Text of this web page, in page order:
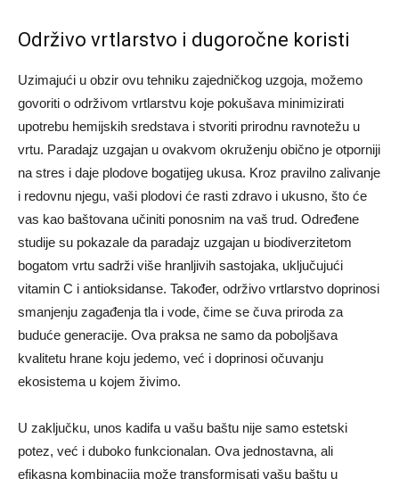
Održivo vrtlarstvo i dugoročne koristi
Uzimajući u obzir ovu tehniku zajedničkog uzgoja, možemo
govoriti o održivom vrtlarstvu koje pokušava minimizirati
upotrebu hemijskih sredstava i stvoriti prirodnu ravnotežu u
vrtu. Paradajz uzgajan u ovakvom okruženju obično je otporniji
na stres i daje plodove bogatijeg ukusa. Kroz pravilno zalivanje
i redovnu njegu, vaši plodovi će rasti zdravo i ukusno, što će
vas kao baštovana učiniti ponosnim na vaš trud. Određene
studije su pokazale da paradajz uzgajan u biodiverzitetom
bogatom vrtu sadrži više hranljivih sastojaka, uključujući
vitamin C i antioksidanse. Također, održivo vrtlarstvo doprinosi
smanjenju zagađenja tla i vode, čime se čuva priroda za
buduće generacije. Ova praksa ne samo da poboljšava
kvalitetu hrane koju jedemo, već i doprinosi očuvanju
ekosistema u kojem živimo.
U zaključku, unos kadifa u vašu baštu nije samo estetski
potez, već i duboko funkcionalan. Ova jednostavna, ali
efikasna kombinacija može transformisati vašu baštu u